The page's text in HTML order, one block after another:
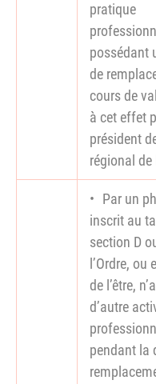
pratique
possédant
de
cours de
à cet effet
président
régional de
Par un
inscrit au
section D
l’Ordre, ou
de l’être,
d’autre
pendant la